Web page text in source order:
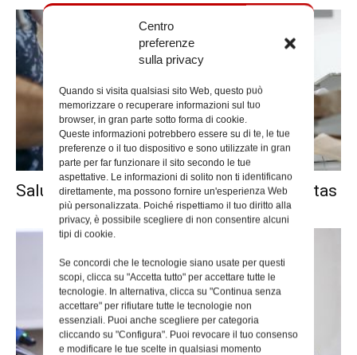
Centro
preferenze
sulla privacy
Quando si visita qualsiasi sito Web, questo può
memorizzare o recuperare informazioni sul tuo
browser, in gran parte sotto forma di cookie.
Queste informazioni potrebbero essere su di te, le tue
preferenze o il tuo dispositivo e sono utilizzate in gran
parte per far funzionare il sito secondo le tue
aspettative. Le informazioni di solito non ti identificano
direttamente, ma possono fornire un'esperienza Web
più personalizzata. Poiché rispettiamo il tuo diritto alla
privacy, è possibile scegliere di non consentire alcuni
tipi di cookie.
Se concordi che le tecnologie siano usate per questi
scopi, clicca su "Accetta tutto" per accettare tutte le
tecnologie. In alternativa, clicca su "Continua senza
accettare" per rifiutare tutte le tecnologie non
essenziali. Puoi anche scegliere per categoria
cliccando su "Configura". Puoi revocare il tuo consenso
e modificare le tue scelte in qualsiasi momento
Salute orale protagonista all’Ostello Caritas